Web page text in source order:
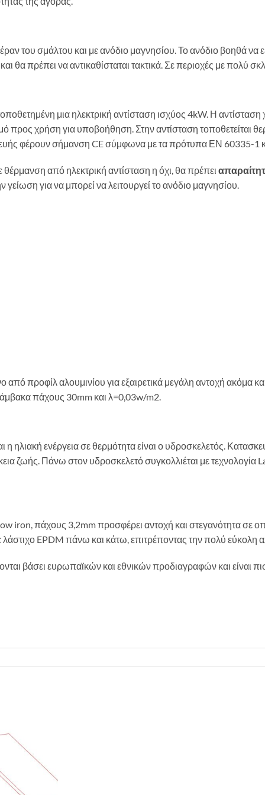
του σμάλτου και με ανόδιο μαγνησίου. Το ανόδιο βοηθά να
θα πρέπει να αντικαθίσταται τακτικά. Σε περιοχές με πολύ
μια ηλεκτρική αντίσταση ισχύος 4kW. Η
προς χρήση για υποβοήθηση. Στην αντίσταση τοποθετείται
φέρουν σήμανση CE σύμφωνα με τα πρότυπα ΕΝ 60335-1
από ηλεκτρική αντίσταση η όχι, θα πρέπει
για να μπορεί να λειτουργεί το ανόδιο μαγνησίου.
από προφίλ αλουμινίου για εξαιρετικά μεγάλη αντοχή ακόμα
πάχους 30mm και λ=0,03w/m2.
η ηλιακή ενέργεια σε θερμότητα είναι ο υδροσκελετός.
ζωής. Πάνω στον υδροσκελετό συγκολλιέται με τεχνολογία
iron, πάχους 3,2mm προσφέρει αντοχή και στεγανότητα σε
λάστιχο EPDM πάνω και κάτω, επιτρέποντας την πολύ εύκολη
βάσει ευρωπαϊκών και εθνικών προδιαγραφών και είναι